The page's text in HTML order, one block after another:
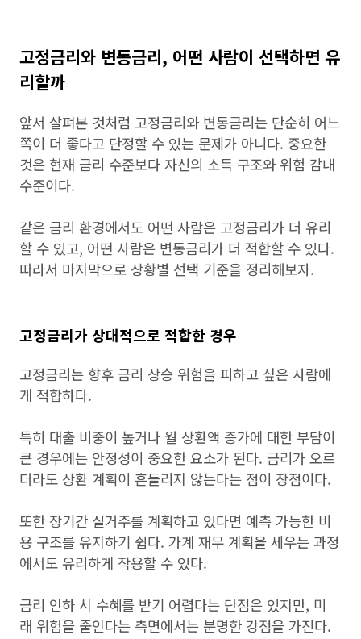
고정금리와 변동금리, 어떤 사람이 선택하면 유
리할까
앞서 살펴본 것처럼 고정금리와 변동금리는 단순히 어느
쪽이 더 좋다고 단정할 수 있는 문제가 아니다. 중요한
것은 현재 금리 수준보다 자신의 소득 구조와 위험 감내
수준이다.
같은 금리 환경에서도 어떤 사람은 고정금리가 더 유리
할 수 있고, 어떤 사람은 변동금리가 더 적합할 수 있다.
따라서 마지막으로 상황별 선택 기준을 정리해보자.
고정금리가 상대적으로 적합한 경우
고정금리는 향후 금리 상승 위험을 피하고 싶은 사람에
게 적합하다.
특히 대출 비중이 높거나 월 상환액 증가에 대한 부담이
큰 경우에는 안정성이 중요한 요소가 된다. 금리가 오르
더라도 상환 계획이 흔들리지 않는다는 점이 장점이다.
또한 장기간 실거주를 계획하고 있다면 예측 가능한 비
용 구조를 유지하기 쉽다. 가계 재무 계획을 세우는 과정
에서도 유리하게 작용할 수 있다.
금리 인하 시 수혜를 받기 어렵다는 단점은 있지만, 미
래 위험을 줄인다는 측면에서는 분명한 강점을 가진다.